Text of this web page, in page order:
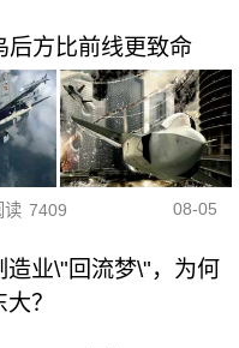
后方比前线更致命
读 7409 08-05
造业\"回流梦\"，为何
？